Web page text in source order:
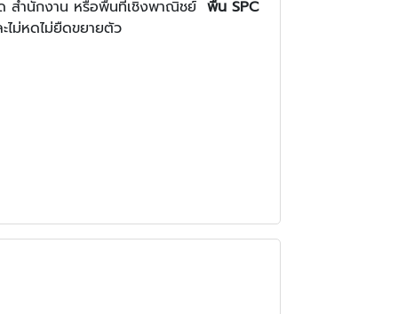
ด สำนักงาน หรือพื้นที่เชิงพาณิชย์ พื้น SPC
ม่หดไม่ยืดขยายตัว